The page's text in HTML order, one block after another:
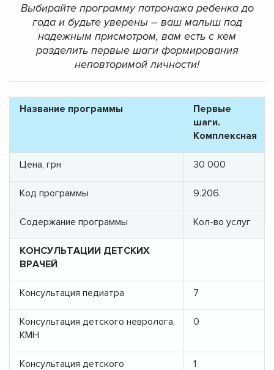
Выбирайте программу патронажа ребенка до
года и будьте уверены – ваш малыш под
надежным присмотром, вам есть с кем
разделить первые шаги формирования
неповторимой личности!
Название программы
Первые
шаги.
Комплексная
Цена, грн 30 000
Код программы 9.206.
Содержание программы Кол-во услуг
КОНСУЛЬТАЦИИ ДЕТСКИХ
ВРАЧЕЙ
Консультация педиатра 7
Консультация детского невролога,
КМН
0
Консультация детского
1